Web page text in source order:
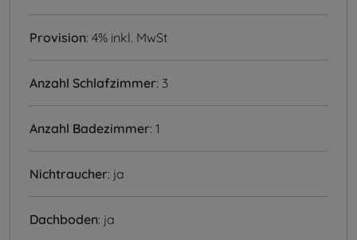
Provision: 4% inkl. MwSt
Anzahl Schlafzimmer: 3
Anzahl Badezimmer: 1
Nichtraucher: ja
Dachboden: ja